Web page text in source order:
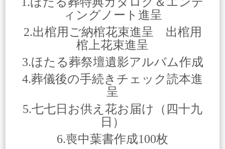
ィングノート進呈
2.出棺用ご納棺花束進呈 出棺用
棺上花束進呈
3.ほたる葬祭壇遺影アルバム作成
4.葬儀後の手続きチェック読本進
呈
5.七七日お供え花お届け（四十九
日）
6.喪中葉書作成100枚